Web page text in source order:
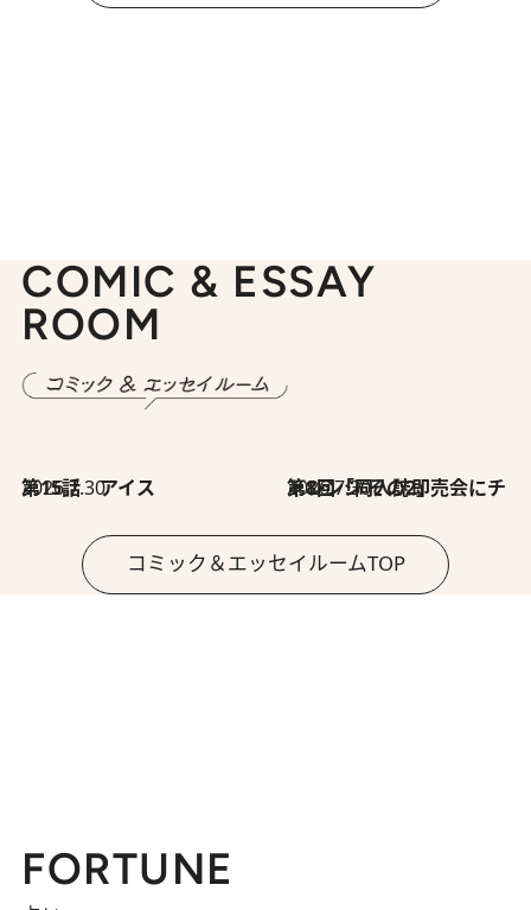
COMIC & ESSAY
ROOM
2026.7.30
第15話 アイス 2026.7.30
第8回「同人誌即売会にチャレンジ その2」
コミック＆エッセイルームTOP
FORTUNE